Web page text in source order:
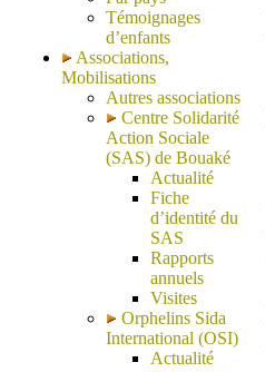
Témoignages
d’enfants
Associations,
Mobilisations
Autres associations
Centre Solidarité
Action Sociale
(SAS) de Bouaké
Actualité
Fiche
d’identité du
SAS
Rapports
annuels
Visites
Orphelins Sida
International (OSI)
Actualité